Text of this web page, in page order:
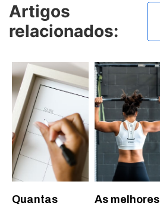
Artigos
relacionados:
Quantas
As melhores